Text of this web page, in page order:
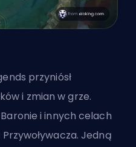
przyniósł
i zmian w grze.
i innych celach
Przywoływacza. Jedną